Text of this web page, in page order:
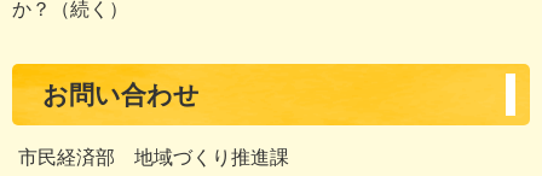
か？（続く）
お問い合わせ
市民経済部 地域づくり推進課